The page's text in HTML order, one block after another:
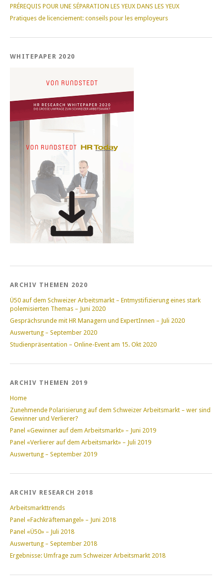
PRÉREQUIS POUR UNE SÉPARATION LES YEUX DANS LES YEUX
Pratiques de licenciement: conseils pour les employeurs
WHITEPAPER 2020
ARCHIV THEMEN 2020
Ü50 auf dem Schweizer Arbeitsmarkt – Entmystifizierung eines stark
polemisierten Themas – Juni 2020
Gesprächsrunde mit HR Managern und ExpertInnen – Juli 2020
Auswertung – September 2020
Studienpräsentation – Online-Event am 15. Okt 2020
ARCHIV THEMEN 2019
Home
Zunehmende Polarisierung auf dem Schweizer Arbeitsmarkt – wer sind
Gewinner und Verlierer?
Panel «Gewinner auf dem Arbeitsmarkt» – Juni 2019
Panel «Verlierer auf dem Arbeitsmarkt» – Juli 2019
Auswertung – September 2019
ARCHIV RESEARCH 2018
Arbeitsmarkttrends
Panel «Fachkräftemangel» – Juni 2018
Panel «Ü50» – Juli 2018
Auswertung – September 2018
Ergebnisse: Umfrage zum Schweizer Arbeitsmarkt 2018